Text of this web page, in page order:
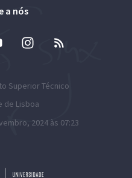
a nós
Superior Técnico
de Lisboa
2024 às 07:23